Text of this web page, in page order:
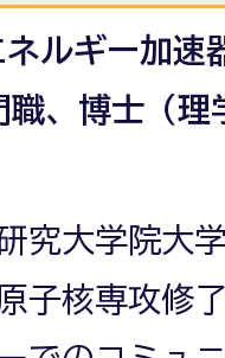
ルギー加速
、博士（理
究大学院大
子核専攻修